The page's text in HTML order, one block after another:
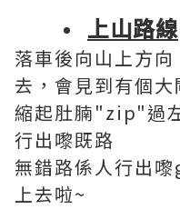
上山路線
落車後向山上方
去，會見到有個大
縮起肚腩"zip"過
行出嚟既路
無錯路係人行出
上去啦~